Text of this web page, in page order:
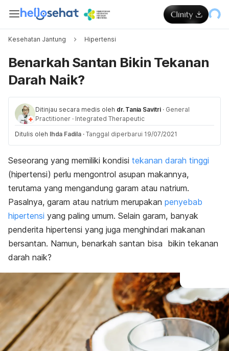
Kesehatan Jantung Hipertensi
Benarkah Santan Bikin Tekanan
Darah Naik?
Ditinjau secara medis oleh dr. Tania Savitri · General
Practitioner · Integrated Therapeutic
Ditulis oleh Ihda Fadila · Tanggal diperbarui 19/07/2021
Seseorang yang memiliki kondisi tekanan darah tinggi
(hipertensi) perlu mengontrol asupan makannya,
terutama yang mengandung garam atau natrium.
Pasalnya, garam atau natrium merupakan penyebab
hipertensi yang paling umum. Selain garam, banyak
penderita hipertensi yang juga menghindari makanan
bersantan. Namun, benarkah santan bisa bikin tekanan
darah naik?